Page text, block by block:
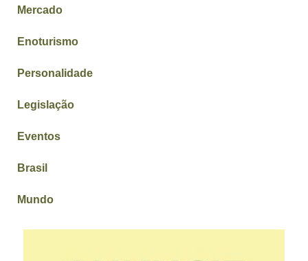
Mercado
Enoturismo
Personalidade
Legislação
Eventos
Brasil
Mundo